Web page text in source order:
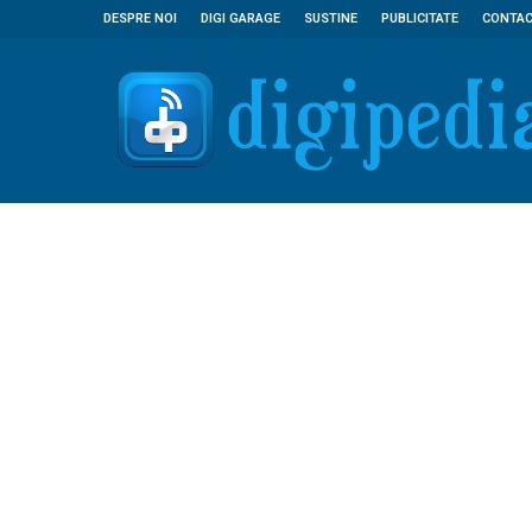
DESPRE NOI DIGI GARAGE SUSTINE PUBLICITATE